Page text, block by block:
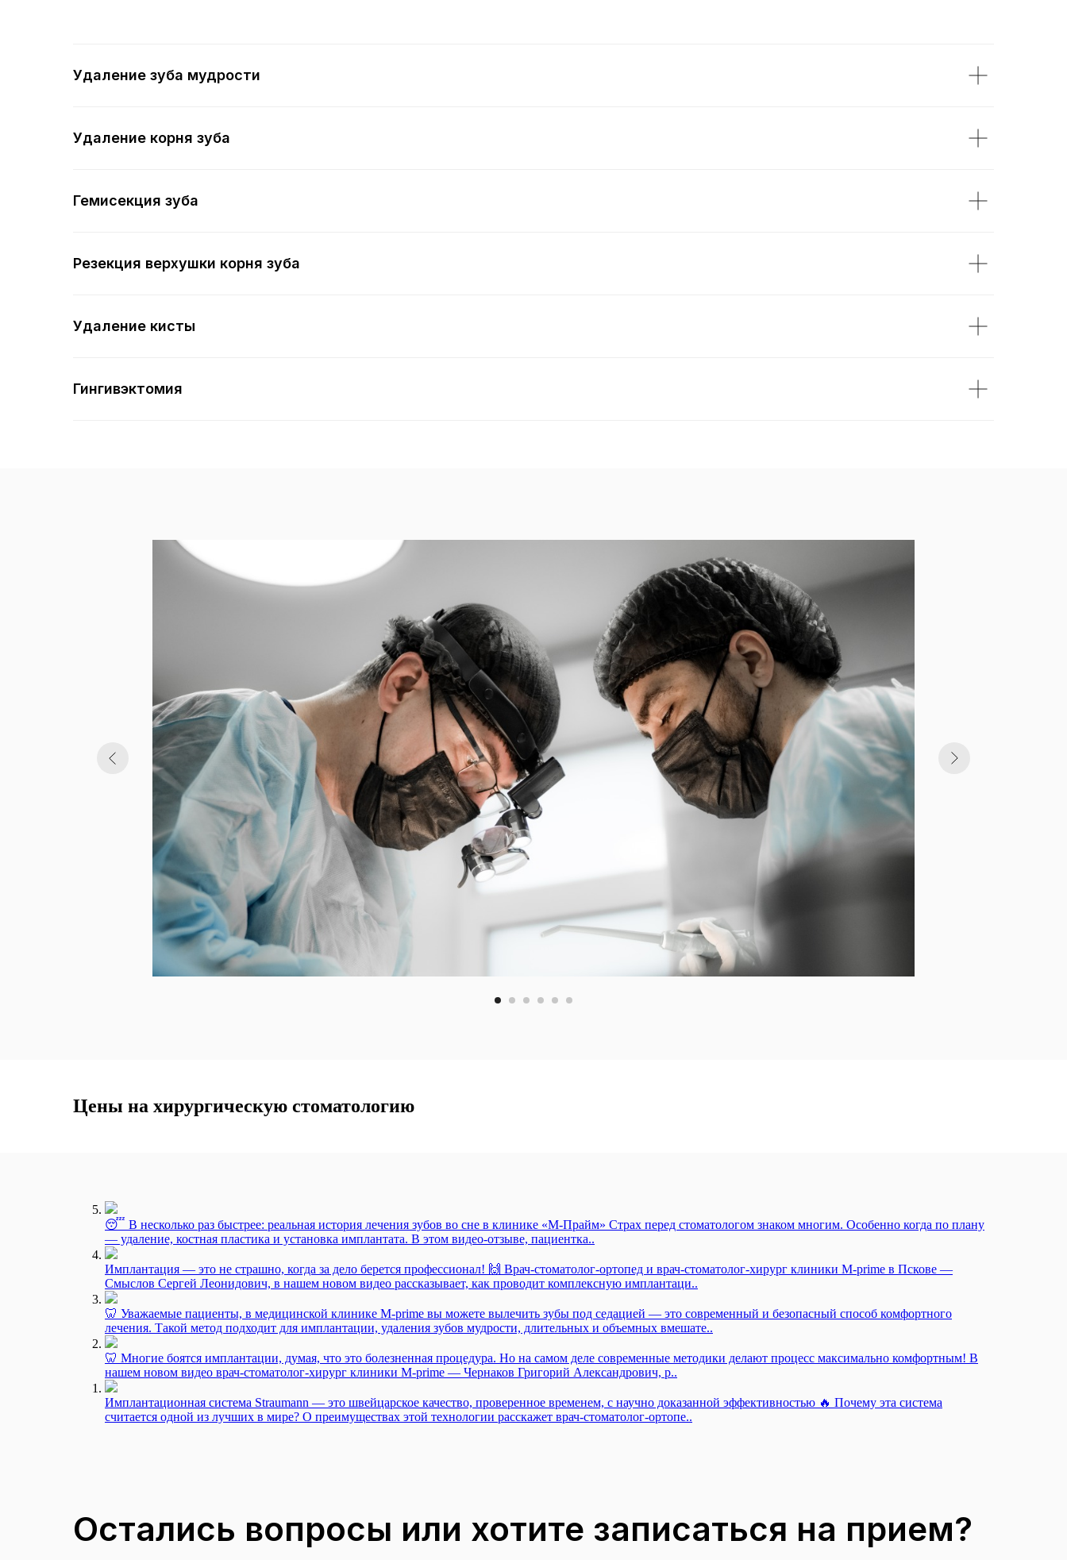
Удаление зуба мудрости
Удаление корня зуба
Гемисекция зуба
Резекция верхушки корня зуба
Удаление кисты
Гингивэктомия
Цены на хирургическую стоматологию
😴 В несколько раз быстрее: реальная история лечения зубов во сне в клинике «М-Прайм» Страх перед стоматологом знаком многим. Особенно когда по плану
— удаление, костная пластика и установка имплантата. В этом видео-отзыве, пациентка..
Имплантация — это не страшно, когда за дело берется профессионал! 🙌 Врач-стоматолог-ортопед и врач-стоматолог-хирург клиники M-prime в Пскове —
Смыслов Сергей Леонидович, в нашем новом видео рассказывает, как проводит комплексную имплантаци..
🦷 Уважаемые пациенты, в медицинской клинике M-prime вы можете вылечить зубы под седацией — это современный и безопасный способ комфортного
лечения. Такой метод подходит для имплантации, удаления зубов мудрости, длительных и объемных вмешате..
🦷 Многие боятся имплантации, думая, что это болезненная процедура. Но на самом деле современные методики делают процесс максимально комфортным! В
нашем новом видео врач-стоматолог-хирург клиники M-prime — Чернаков Григорий Александрович, р..
Имплантационная система Straumann — это швейцарское качество, проверенное временем, с научно доказанной эффективностью 🔥 Почему эта система
считается одной из лучших в мире? О преимуществах этой технологии расскажет врач-стоматолог-ортопе..
Остались вопросы или хотите записаться на прием?